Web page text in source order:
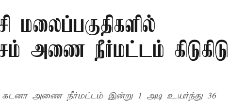
மலைப்பகுதிகளில்
அணை நீர்மட்டம் கிடுகிடு
அணை நீர்மட்டம் இன்று 1 அடி உயர்ந்து 36